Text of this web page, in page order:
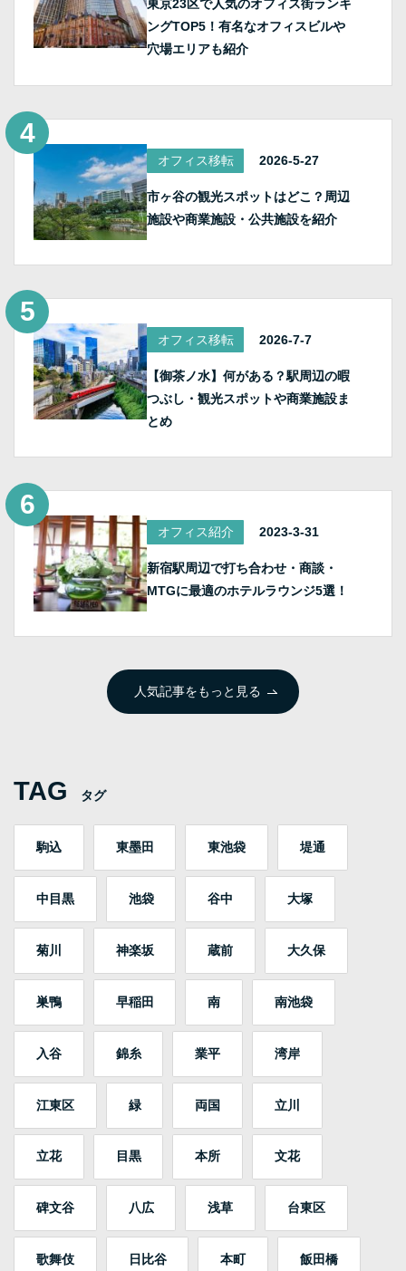
東京23区で人気のオフィス街ランキ
ングTOP5！有名なオフィスビルや
穴場エリアも紹介
オフィス移転 2026-5-27
市ヶ谷の観光スポットはどこ？周辺
施設や商業施設・公共施設を紹介
オフィス移転 2026-7-7
【御茶ノ水】何がある？駅周辺の暇
つぶし・観光スポットや商業施設ま
とめ
オフィス紹介 2023-3-31
新宿駅周辺で打ち合わせ・商談・
MTGに最適のホテルラウンジ5選！
人気記事をもっと見る
TAG タグ
駒込 東墨田 東池袋 堤通
中目黒 池袋 谷中 大塚
菊川 神楽坂 蔵前 大久保
巣鴨 早稲田 南 南池袋
入谷 錦糸 業平 湾岸
江東区 緑 両国 立川
立花 目黒 本所 文花
碑文谷 八広 浅草 台東区
歌舞伎 日比谷 本町 飯田橋